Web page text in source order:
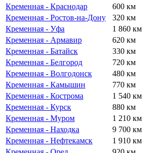
Кременная - Краснодар
600 км
Кременная - Ростов-на-Дону
320 км
Кременная - Уфа
1 860 км
Кременная - Армавир
620 км
Кременная - Батайск
330 км
Кременная - Белгород
720 км
Кременная - Волгодонск
480 км
Кременная - Камышин
770 км
Кременная - Кострома
1 540 км
Кременная - Курск
880 км
Кременная - Муром
1 210 км
Кременная - Находка
9 700 км
Кременная - Нефтекамск
1 910 км